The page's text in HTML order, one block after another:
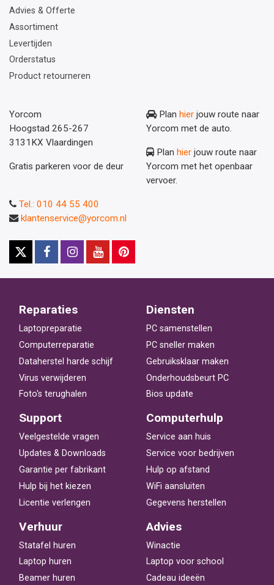
Advies & Offerte
Assortiment
Levertijden
Orderstatus
Product retourneren
Yorcom
Hoogstad 265-267
3131KX Vlaardingen
Gratis parkeren voor de deur
Plan hier jouw route naar
Yorcom met de auto.
Plan hier jouw route naar
Yorcom met het openbaar
vervoer.
Tel.: 010 44 55 400
klantenservice@yorcom.nl
Reparaties
Laptopreparatie
Computerreparatie
Dataherstel harde schijf
Virus verwijderen
Foto's terughalen
Diensten
PC samenstellen
PC sneller maken
Gebruiksklaar maken
Onderhoudsbeurt PC
Bios update
Support
Veelgestelde vragen
Updates & Downloads
Garantie per fabrikant
Hulp bij het kiezen
Licentie verlengen
Computerhulp
Service aan huis
Service voor bedrijven
Hulp op afstand
WiFi aansluiten
Gegevens herstellen
Verhuur
Statafel huren
Laptop huren
Beamer huren
Advies
Winactie
Laptop voor school
Cadeau ideeën